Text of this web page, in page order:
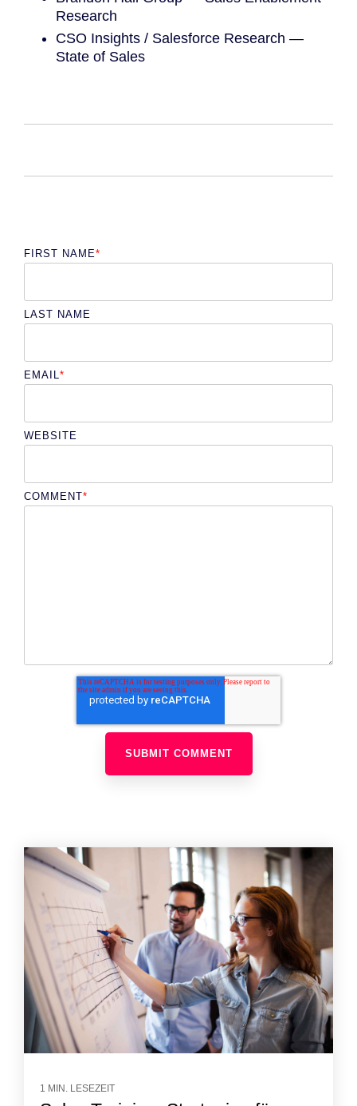
Research
CSO Insights / Salesforce Research —
State of Sales
FIRST NAME*
LAST NAME
EMAIL *
WEBSITE
COMMENT*
1 MIN. LESEZEIT